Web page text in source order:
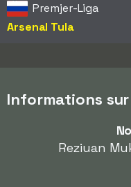
Premjer-Liga
Arsenal Tula
Informations
Reziuan